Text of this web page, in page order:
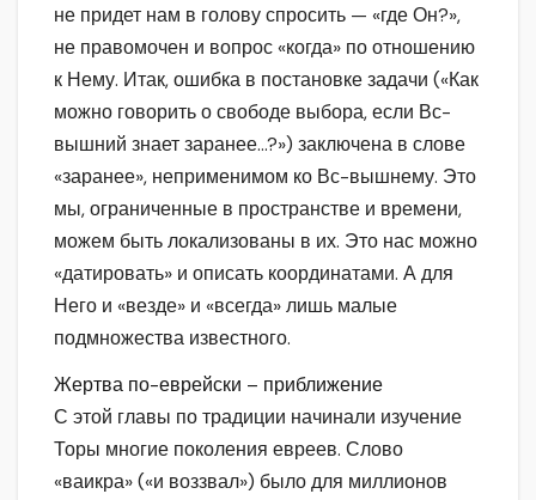
не придет нам в голову спросить — «где Он?»,
не правомочен и вопрос «когда» по отношению
к Нему. Итак, ошибка в постановке задачи («Как
можно говорить о свободе выбора, если Вс-
вышний знает заранее…?») заключена в слове
«заранее», неприменимом ко Вс-вышнему. Это
мы, ограниченные в пространстве и времени,
можем быть локализованы в их. Это нас можно
«датировать» и описать координатами. А для
Него и «везде» и «всегда» лишь малые
подмножества известного.
Жертва по-еврейски – приближение
С этой главы по традиции начинали изучение
Торы многие поколения евреев. Слово
«ваикра» («и воззвал») было для миллионов